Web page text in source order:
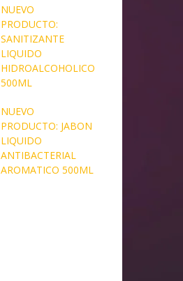
NUEVO
PRODUCTO:
SANITIZANTE
LIQUIDO
HIDROALCOHOLICO
500ML
NUEVO
PRODUCTO: JABON
LIQUIDO
ANTIBACTERIAL
AROMATICO 500ML